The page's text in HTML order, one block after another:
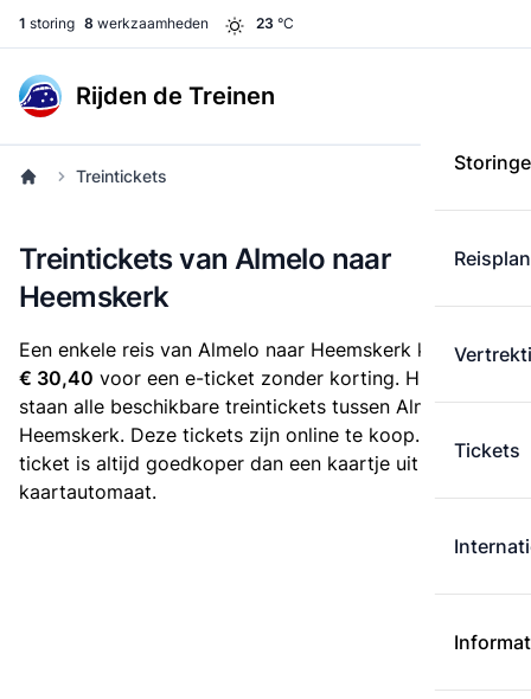
1 storing 8 werkzaamheden 23 °C
Rijden de Treinen
Tickets
Treintickets
Treintickets van Almelo naar
Heemskerk
Een enkele reis van Almelo naar Heemskerk kost
€ 30,40 voor een e-ticket zonder korting. Hieronder
staan alle beschikbare treintickets tussen Almelo en
Heemskerk. Deze tickets zijn online te koop. Een e-
ticket is altijd goedkoper dan een kaartje uit de
kaartautomaat.